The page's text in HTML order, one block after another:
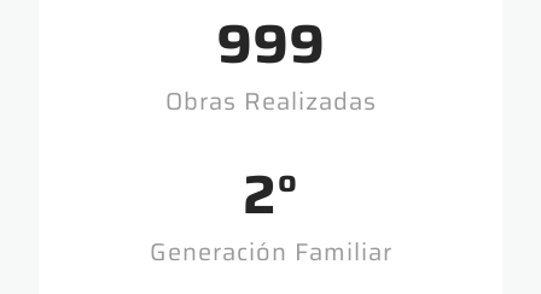
Obras Realizadas
1,000
Generación Familiar
3°